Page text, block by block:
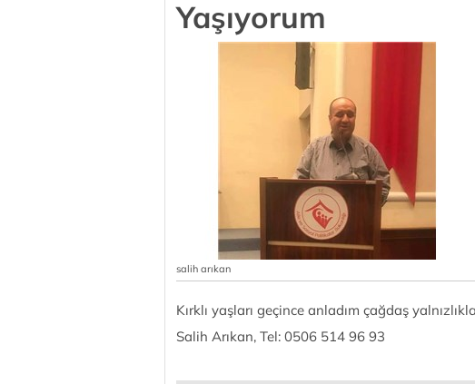
Yaşıyorum
salih arıkan
Kırklı yaşları geçince anladım çağdaş
Salih Arıkan, Tel: 0506 514 96 93